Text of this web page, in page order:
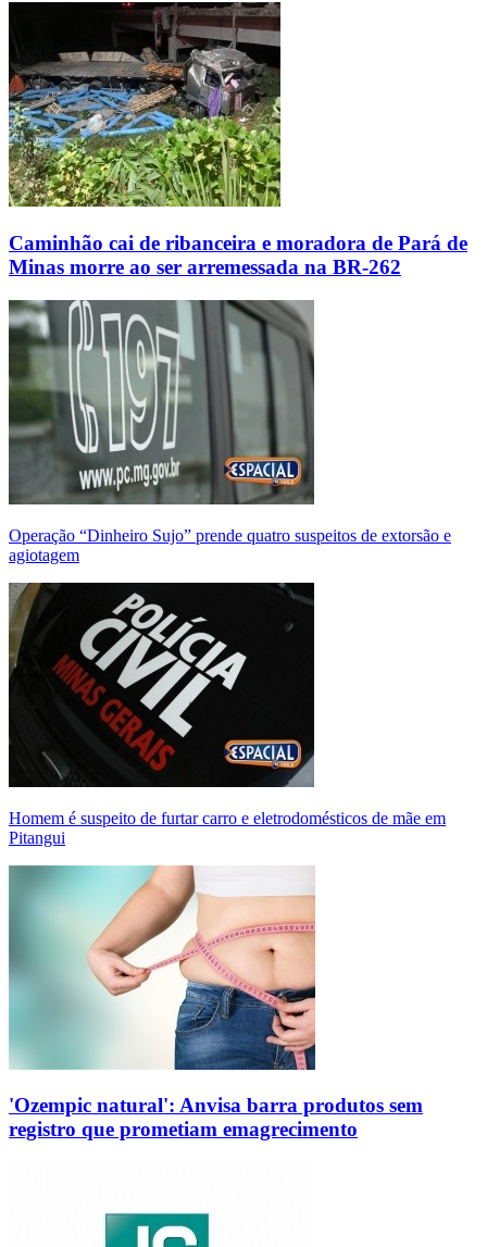
Caminhão cai de ribanceira e moradora de Pará de
Minas morre ao ser arremessada na BR-262
Operação “Dinheiro Sujo” prende quatro suspeitos de extorsão e
agiotagem
Homem é suspeito de furtar carro e eletrodomésticos de mãe em
Pitangui
'Ozempic natural': Anvisa barra produtos sem
registro que prometiam emagrecimento